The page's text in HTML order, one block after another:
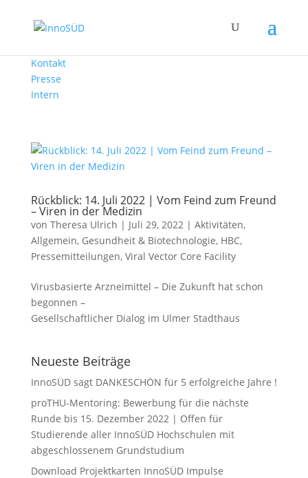
Kontakt
Presse
Intern
Rückblick: 14. Juli 2022 | Vom Feind zum Freund
– Viren in der Medizin
von Theresa Ulrich | Juli 29, 2022| Aktivitäten,
Allgemein, Gesundheit & Biotechnologie, HBC,
Pressemitteilungen, Viral Vector Core Facility
Virusbasierte Arzneimittel – Die Zukunft hat schon
begonnen –
Gesellschaftlicher Dialog im Ulmer Stadthaus
Neueste Beiträge
InnoSÜD sagt DANKESCHÖN für 5 erfolgreiche Jahre !
proTHU-Mentoring: Bewerbung für die nächste
Runde bis 15. Dezember 2022 | Offen für
Studierende aller InnoSÜD Hochschulen mit
abgeschlossenem Grundstudium
Download Projektkarten InnoSÜD Impulse